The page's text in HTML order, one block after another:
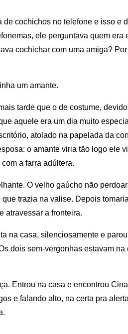
cochichos no telefone e isso e
ele perguntava quem era
cochichar com uma amiga?
um amante.
tarde que o de costume,
aquele era um dia muito
atolado na papelada da
o amante viria tão logo ele
a farra adúltera.
O velho gaúcho não
trazia na valise. Depois
atravessar a fronteira.
na casa, silenciosamente e
dois sem-vergonhas estavam na
Entrou na casa e encontrou
e falando alto, na certa pra